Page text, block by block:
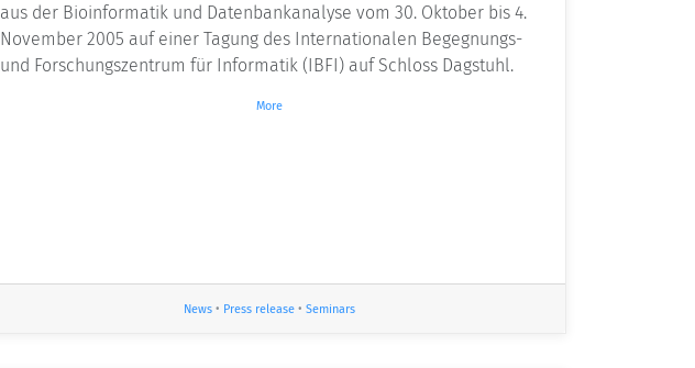
aus der Bioinformatik und Datenbankanalyse vom 30. Oktober bis 4.
November 2005 auf einer Tagung des Internationalen Begegnungs-
und Forschungszentrum für Informatik (IBFI) auf Schloss Dagstuhl.
More
News • Press release • Seminars